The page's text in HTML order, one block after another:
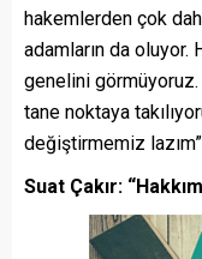
hakemlerden çok
adamların da oluyor.
genelini görmüyoruz.
tane noktaya
değiştirmemiz
Suat Çakır: